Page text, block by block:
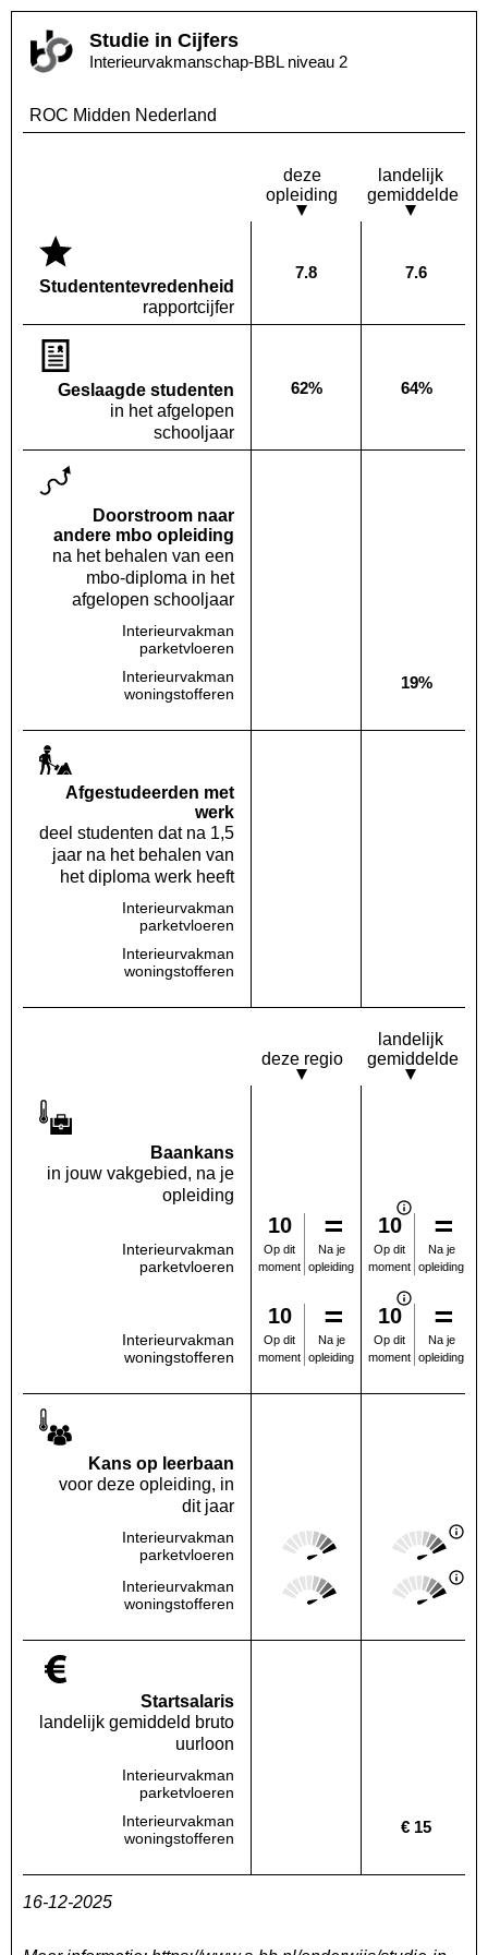
Studie in Cijfers
Interieurvakmanschap-BBL niveau 2
ROC Midden Nederland
deze
opleiding
landelijk
gemiddelde
Studenten­tevredenheid
rapportcijfer
Deze opleiding:
7.8 Landelijk
7.6
Geslaagde studenten
in het afgelopen
schooljaar
Deze opleiding:
62% Landelijk
64%
Doorstroom naar
andere mbo opleiding
na het behalen van een
mbo-diploma in het
afgelopen schooljaar
Interieurvakman
parketvloeren
Interieurvakman
woningstofferen
Deze opleiding:
Geen waarde bekendLandelijk
19%
Af­gestudeerden met
werk
deel studenten dat na 1,5
jaar na het behalen van
het diploma werk heeft
Interieurvakman
parketvloeren
Interieurvakman
woningstofferen
deze regio
landelijk
gemiddelde
Baankans
in jouw vakgebied, na je
opleiding
Interieurvakman
parketvloeren
10
Op dit
moment
Na je
opleiding
10
Op dit
moment
Na je
opleiding
Interieurvakman
woningstofferen
10
Op dit
moment
Na je
opleiding
10
Op dit
moment
Na je
opleiding
Kans op leerbaan
voor deze opleiding, in
dit jaar
Interieurvakman
parketvloeren
Deze regio:
Score: 5 van 5
Landelijk
Score: 5 van
Interieurvakman
woningstofferen
Deze regio:
Score: 5 van 5
Landelijk
Score: 5 van
Startsalaris
landelijk gemiddeld bruto
uurloon
Interieurvakman
parketvloeren
Interieurvakman
woningstofferen
Geen waarde bekendLandelijk
€ 15
16-12-2025